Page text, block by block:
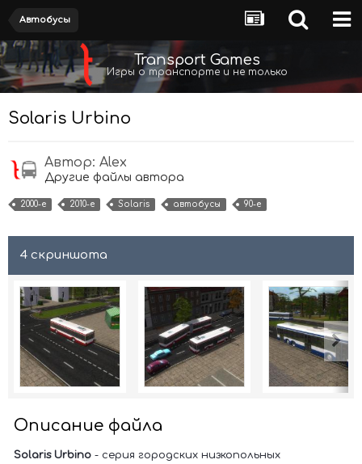
Автобусы
Transport Games
Игры о транспорте и не только
Solaris Urbino
Автор: Alex
Другие файлы автора
2000-е 2010-е Solaris автобусы 90-е
4 скриншота
Описание файла
Solaris Urbino - серия городских низкопольных